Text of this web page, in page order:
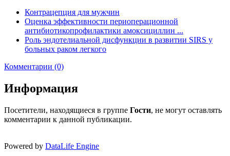
Контрацепция для мужчин
Оценка эффективности периоперационной
антибиотикопрофилактики амоксициллин ...
Роль эндотелиальной дисфункции в развитии SIRS у
больных раком легкого
Комментарии (0)
Информация
Посетители, находящиеся в группе Гости, не могут оставлять
комментарии к данной публикации.
Powered by DataLife Engine